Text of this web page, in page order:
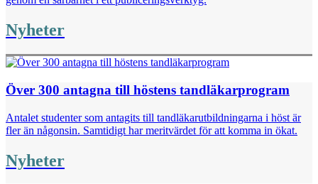
Nyheter
Över 300 antagna till höstens tandläkarprogram
Antalet studenter som antagits till tandläkarutbildningarna i höst är
fler än någonsin. Samtidigt har meritvärdet för att komma in ökat.
Nyheter